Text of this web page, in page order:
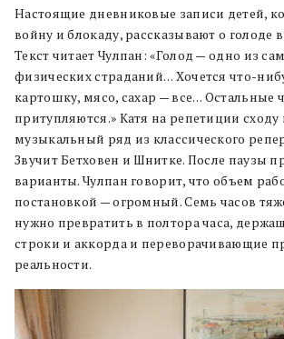
Настоящие дневниковые записи детей,
войну и блокаду, рассказывают о голоде
Текст читает Чулпан: «Голод — одно из
физических страданий… Хочется что-
картошку, мясо, сахар — все… Остальные
притупляются.» Катя на репетиции сходу
музыкальный ряд из классического
Звучит Бетховен и Шнитке. После паузы
варианты. Чулпан говорит, что объем
постановкой — огромный. Семь часов
нужно превратить в полтора часа,
строки и аккорда и переворачивающие
реальности.